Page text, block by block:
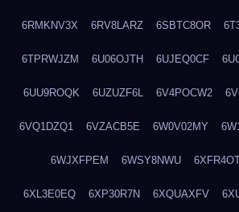
6RMKNV3X 6RV8LARZ 6SBTC8OR
6TPRWJZM 6U06OJTH 6UJEQ0CF
6UU9ROQK 6UZUZF6L 6V4POCW2
6VQ1DZQ1 6VZACB5E 6W0V02MY
6WJXFPEM 6WSY8NWU
6XL3E0EQ 6XP30R7N 6XQUAXFV